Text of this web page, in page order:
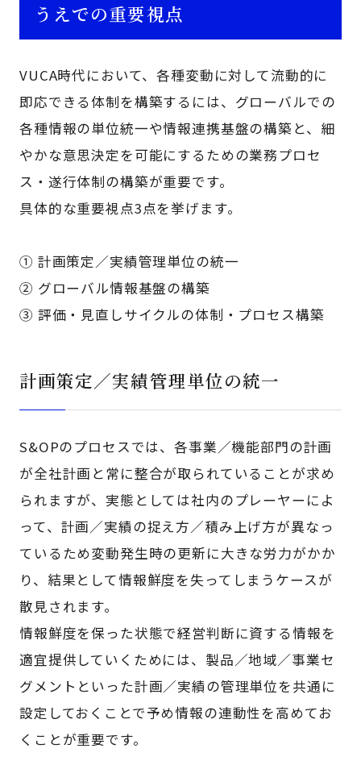
うえでの重要視点
VUCA時代において、各種変動に対して流動的に
即応できる体制を構築するには、グローバルでの
各種情報の単位統一や情報連携基盤の構築と、細
やかな意思決定を可能にするための業務プロセ
ス・遂行体制の構築が重要です。
具体的な重要視点3点を挙げます。
① 計画策定／実績管理単位の統一
② グローバル情報基盤の構築
③ 評価・見直しサイクルの体制・プロセス構築
計画策定／実績管理単位の統一
S&OPのプロセスでは、各事業／機能部門の計画
が全社計画と常に整合が取られていることが求め
られますが、実態としては社内のプレーヤーによ
って、計画／実績の捉え方／積み上げ方が異なっ
ているため変動発生時の更新に大きな労力がかか
り、結果として情報鮮度を失ってしまうケースが
散見されます。
情報鮮度を保った状態で経営判断に資する情報を
適宜提供していくためには、製品／地域／事業セ
グメントといった計画／実績の管理単位を共通に
設定しておくことで予め情報の連動性を高めてお
くことが重要です。